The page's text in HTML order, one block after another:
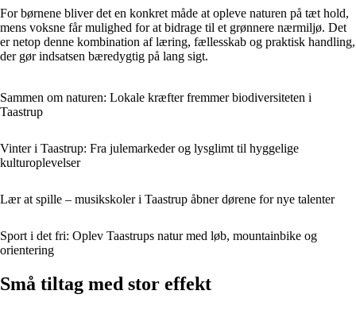
For børnene bliver det en konkret måde at opleve naturen på tæt hold,
mens voksne får mulighed for at bidrage til et grønnere nærmiljø. Det
er netop denne kombination af læring, fællesskab og praktisk handling,
der gør indsatsen bæredygtig på lang sigt.
Sammen om naturen: Lokale kræfter fremmer biodiversiteten i
Taastrup
Vinter i Taastrup: Fra julemarkeder og lysglimt til hyggelige
kulturoplevelser
Lær at spille – musikskoler i Taastrup åbner dørene for nye talenter
Sport i det fri: Oplev Taastrups natur med løb, mountainbike og
orientering
Små tiltag med stor effekt